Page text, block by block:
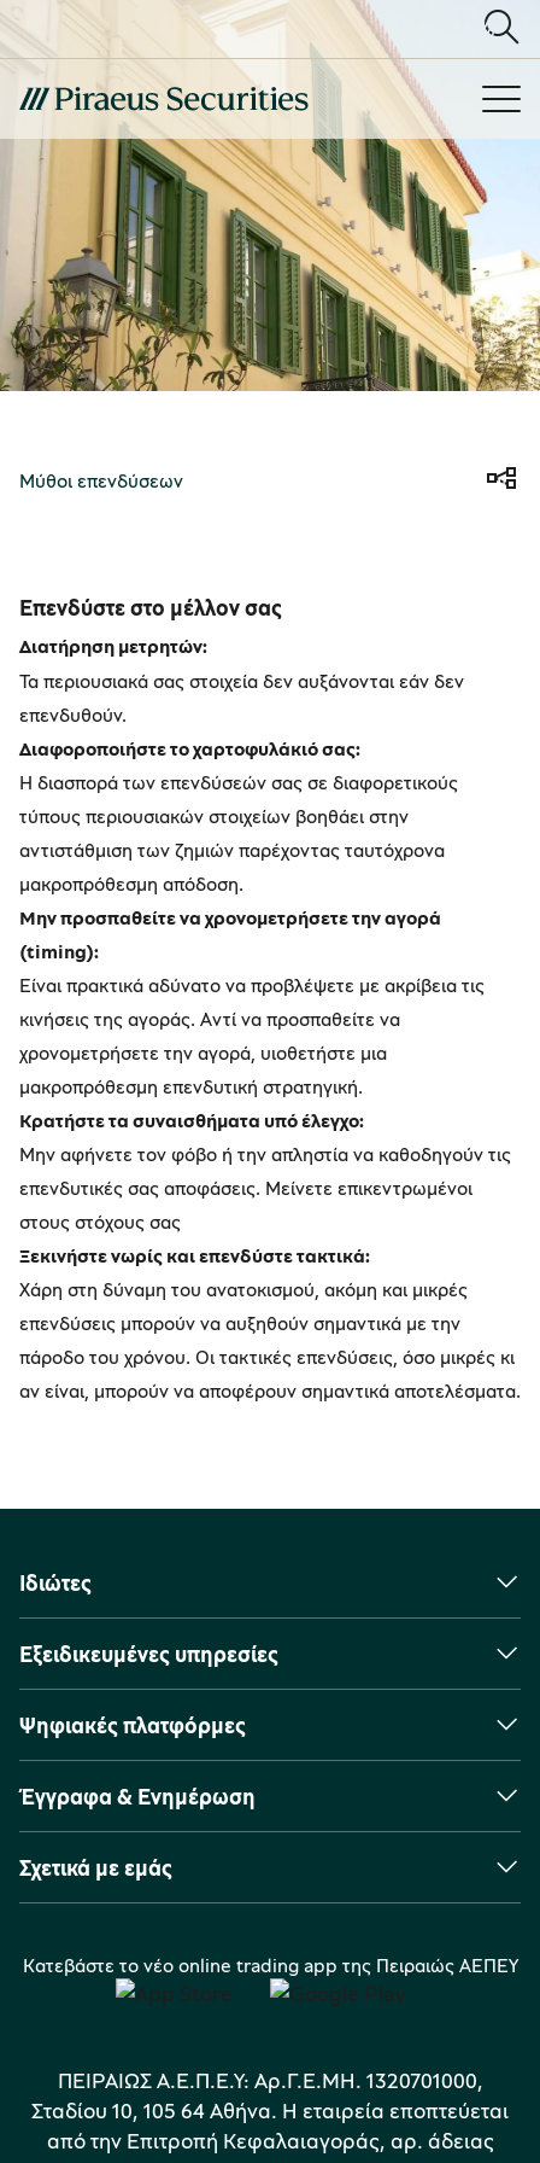
Μύθοι επενδύσεων
Επενδύστε στο μέλλον σας
Διατήρηση μετρητών:
Τα περιουσιακά σας στοιχεία δεν αυξάνονται εάν δεν
επενδυθούν.
Διαφοροποιήστε το χαρτοφυλάκιό σας:
Η διασπορά των επενδύσεών σας σε διαφορετικούς
τύπους περιουσιακών στοιχείων βοηθάει στην
αντιστάθμιση των ζημιών παρέχοντας ταυτόχρονα
μακροπρόθεσμη απόδοση.
Μην προσπαθείτε να χρονομετρήσετε την αγορά
(timing):
Είναι πρακτικά αδύνατο να προβλέψετε με ακρίβεια τις
κινήσεις της αγοράς. Αντί να προσπαθείτε να
χρονομετρήσετε την αγορά, υιοθετήστε μια
μακροπρόθεσμη επενδυτική στρατηγική.
Κρατήστε τα συναισθήματα υπό έλεγχο:
Μην αφήνετε τον φόβο ή την απληστία να καθοδηγούν τις
επενδυτικές σας αποφάσεις. Μείνετε επικεντρωμένοι
στους στόχους σας
Ξεκινήστε νωρίς και επενδύστε τακτικά:
Χάρη στη δύναμη του ανατοκισμού, ακόμη και μικρές
επενδύσεις μπορούν να αυξηθούν σημαντικά με την
πάροδο του χρόνου. Οι τακτικές επενδύσεις, όσο μικρές κι
αν είναι, μπορούν να αποφέρουν σημαντικά αποτελέσματα.
Ιδιώτες
Εξειδικευμένες υπηρεσίες
Ψηφιακές πλατφόρμες
Έγγραφα & Ενημέρωση
Σχετικά με εμάς
Κατεβάστε το νέο online trading app της Πειραιώς ΑΕΠΕΥ
ΠΕΙΡΑΙΩΣ Α.Ε.Π.Ε.Υ: Αρ.Γ.Ε.ΜΗ. 1320701000,
Σταδίου 10, 105 64 Αθήνα. Η εταιρεία εποπτεύεται
από την Επιτροπή Κεφαλαιαγοράς, αρ. άδειας